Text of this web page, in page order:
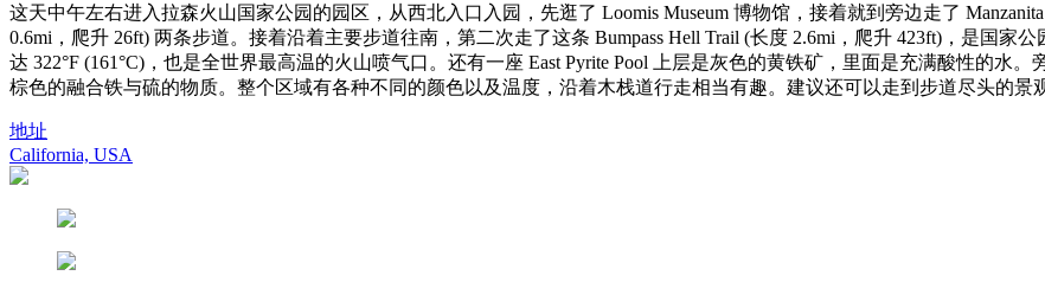
这天中午左右进入拉森火山国家公园的园区，从西北入口入园，先逛了 Loomis Museum 博物馆，接着就到旁边走了
0.6mi，爬升 26ft) 两条步道。接着沿着主要步道往南，第二次走了这条 Bumpass Hell Trail (长度 2.6mi，爬升 423ft)，是国家
达 322°F (161°C)，也是全世界最高温的火山喷气口。还有一座 East Pyrite Pool 上层是灰色的黄铁矿，里面是充满酸性的水
棕色的融合铁与硫的物质。整个区域有各种不同的颜色以及温度，沿着木栈道行走相当有趣。建议还可以走到步道尽头的景观
地址
California, USA